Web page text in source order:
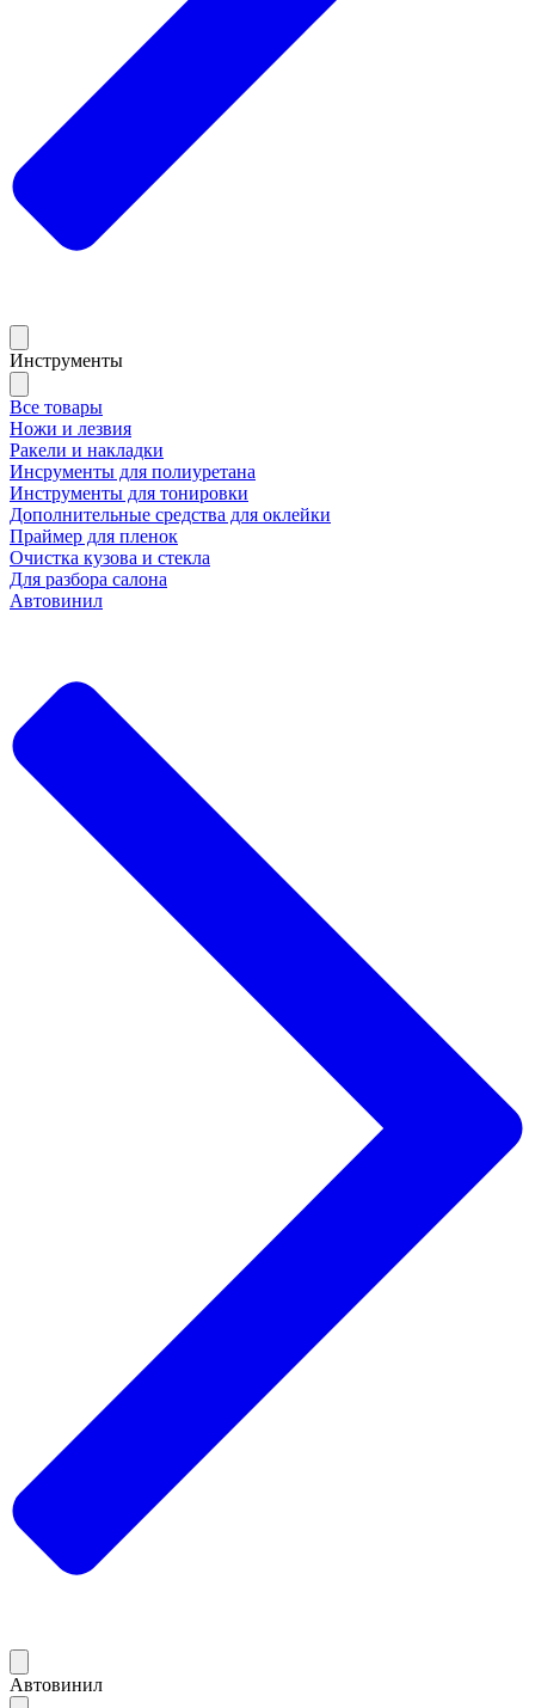
Инструменты
Все товары
Ножи и лезвия
Ракели и накладки
Инсрументы для полиуретана
Инструменты для тонировки
Дополнительные средства для оклейки
Праймер для пленок
Очистка кузова и стекла
Для разбора салона
Автовинил
Автовинил